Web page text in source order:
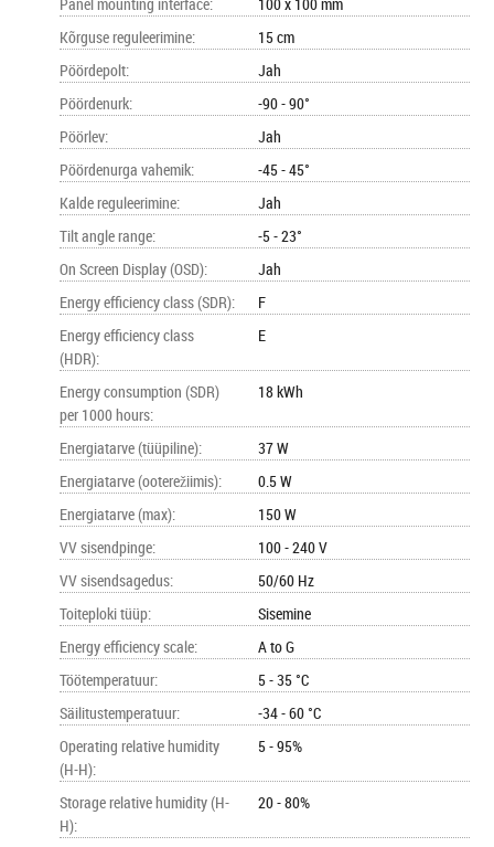
Kõrguse reguleerimine:
15 cm
Pöördepolt:
Jah
Pöördenurk:
-90 - 90°
Pöörlev:
Jah
Pöördenurga vahemik:
-45 - 45°
Kalde reguleerimine:
Jah
Tilt angle range:
-5 - 23°
On Screen Display (OSD):
Jah
Energy efficiency class (SDR):
F
Energy efficiency class
(HDR):
E
Energy consumption (SDR)
per 1000 hours:
18 kWh
Energiatarve (tüüpiline):
37 W
Energiatarve (ooterežiimis):
0.5 W
Energiatarve (max):
150 W
VV sisendpinge:
100 - 240 V
VV sisendsagedus:
50/60 Hz
Toiteploki tüüp:
Sisemine
Energy efficiency scale:
A to G
Töötemperatuur:
5 - 35 °C
Säilitustemperatuur:
-34 - 60 °C
Operating relative humidity
(H-H):
5 - 95%
Storage relative humidity (H-
H):
20 - 80%